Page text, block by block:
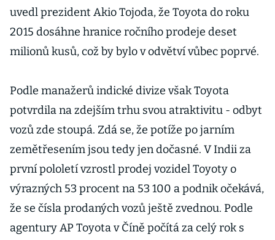
uvedl prezident Akio Tojoda, že Toyota do roku
2015 dosáhne hranice ročního prodeje deset
milionů kusů, což by bylo v odvětví vůbec poprvé.
Podle manažerů indické divize však Toyota
potvrdila na zdejším trhu svou atraktivitu - odbyt
vozů zde stoupá. Zdá se, že potíže po jarním
zemětřesením jsou tedy jen dočasné. V Indii za
první pololetí vzrostl prodej vozidel Toyoty o
výrazných 53 procent na 53 100 a podnik očekává,
že se čísla prodaných vozů ještě zvednou. Podle
agentury AP Toyota v Číně počítá za celý rok s